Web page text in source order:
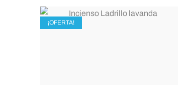
¡OFERTA!